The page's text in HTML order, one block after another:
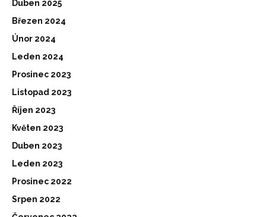
Duben 2025
Březen 2024
Únor 2024
Leden 2024
Prosinec 2023
Listopad 2023
Říjen 2023
Květen 2023
Duben 2023
Leden 2023
Prosinec 2022
Srpen 2022